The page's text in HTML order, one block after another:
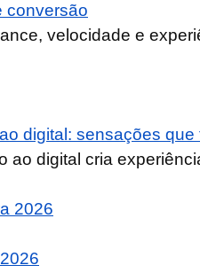
conversão
velocidade e
digital: sensações que
ao digital cria